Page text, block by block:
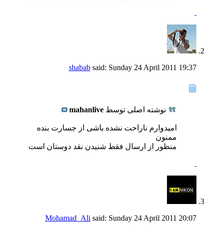
shabab said: Sunday 24 April 2011 19:37
نوشته اصلی توسط mahanlive
امیدوارم ناراحت نشده باشی از جسارت بنده
ممنون
منظور از ارسال فقط شنیدن نقد دوستان است
Mohamad_Ali said: Sunday 24 April 2011 20:07